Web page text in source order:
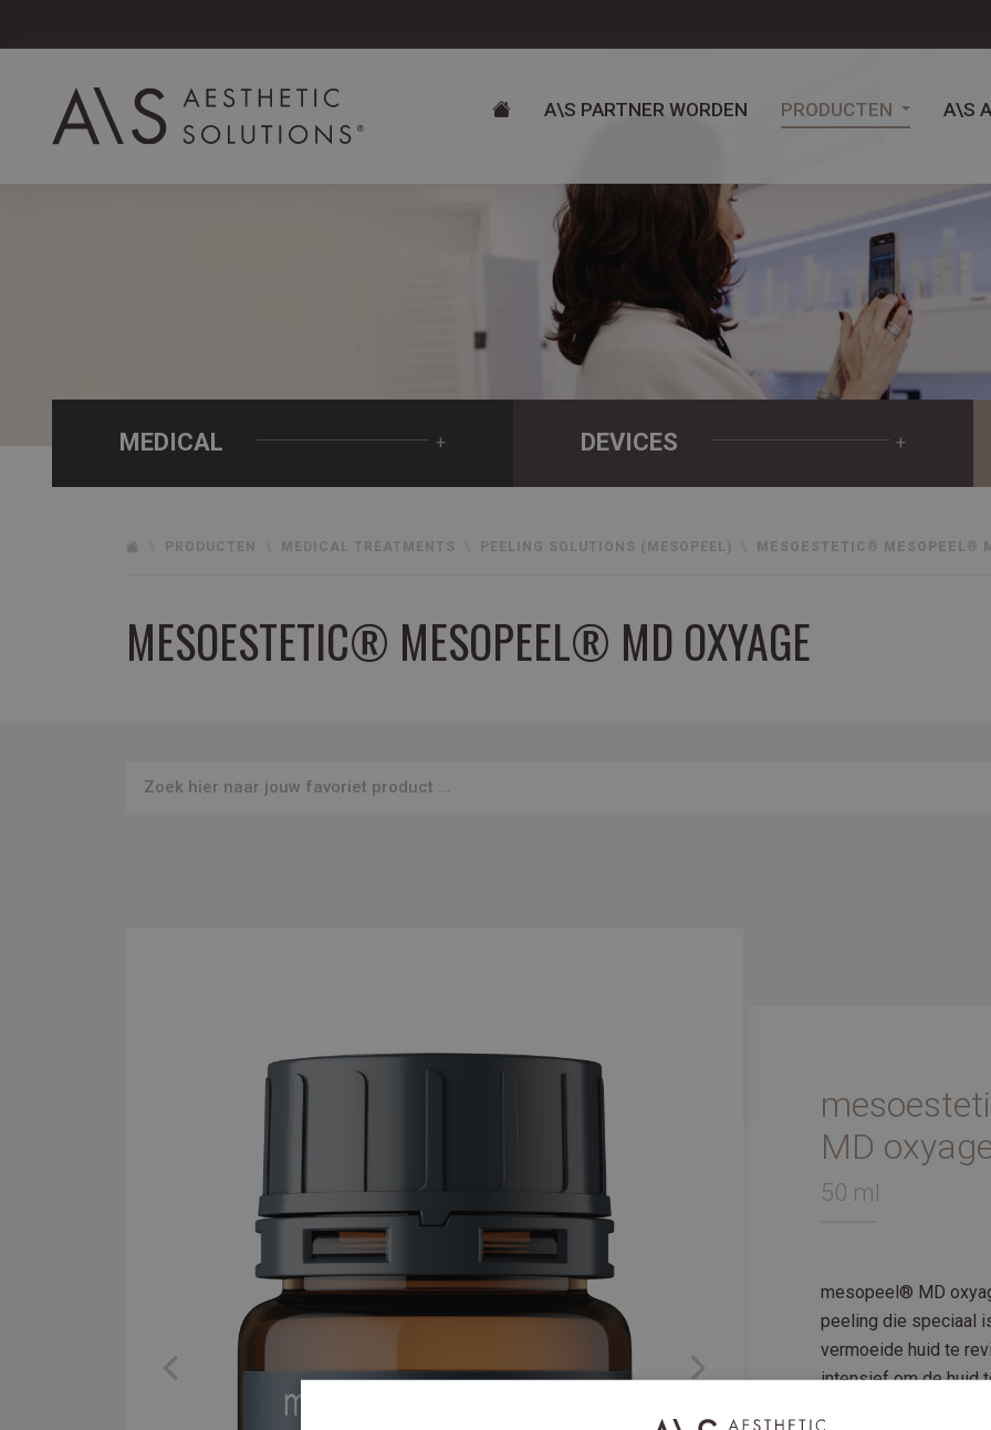
A\S PARTNER WORDEN PRODUCTEN A\S
MEDICAL + DEVICES +
PRODUCTEN MEDICAL TREATMENTS PEELING SOLUTIONS (MESOPEEL) MESOESTETIC® MESOPEEL®
MESOESTETIC® MESOPEEL® MD OXYAGE
Previous Next
MD
50 ml
mesopeel® MD
peeling die speciaal
vermoeide huid te
intensief om de huid